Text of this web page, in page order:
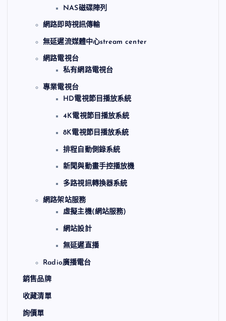
NAS磁碟陣列
網路即時視訊傳輸
無延遲流媒體中心stream center
網路電視台
私有網路電視台
專業電視台
HD電視節目播放系統
4K電視節目播放系統
8K電視節目播放系統
排程自動側錄系統
新聞與動畫手控播放機
多路視訊轉換器系統
網路架站服務
虛擬主機(網站服務)
網站設計
無延遲直播
Radio廣播電台
銷售品牌
收藏清單
詢價單